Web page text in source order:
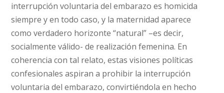
interrupción voluntaria del embarazo es homicida
siempre y en todo caso, y la maternidad aparece
como verdadero horizonte “natural” –es decir,
socialmente válido- de realización femenina. En
coherencia con tal relato, estas visiones políticas
confesionales aspiran a prohibir la interrupción
voluntaria del embarazo, convirtiéndola en hecho